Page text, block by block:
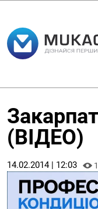
(ВІДЕО)
14.02.2014 | 12:03